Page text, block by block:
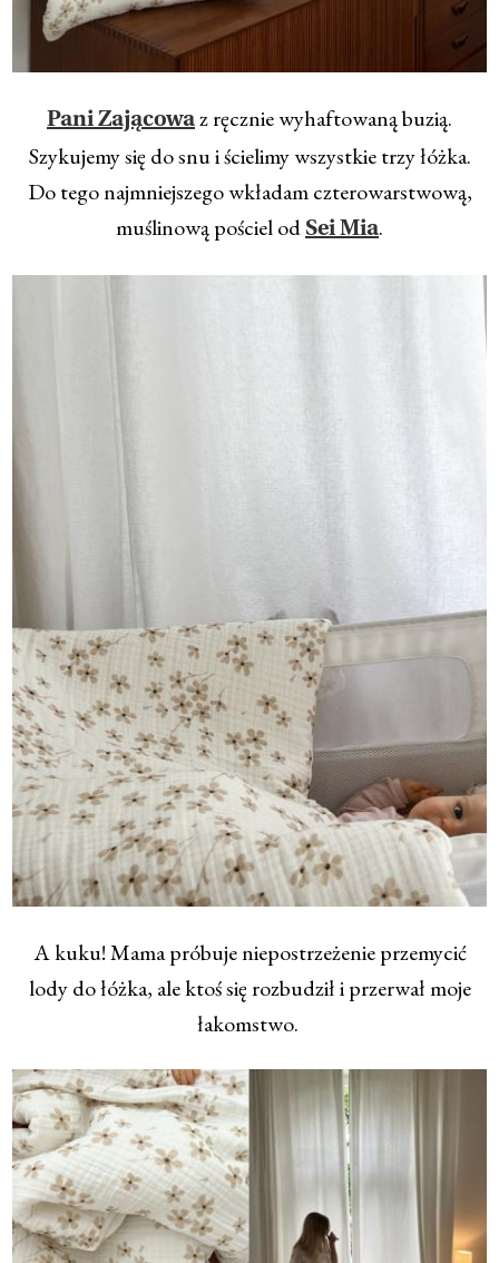
Pani Zającowa z ręcznie wyhaftowaną buzią.
Szykujemy się do snu i ścielimy wszystkie trzy łóżka.
Do tego najmniejszego wkładam czterowarstwową,
muślinową pościel od Sei Mia.
A kuku! Mama próbuje niepostrzeżenie przemycić
lody do łóżka, ale ktoś się rozbudził i przerwał moje
łakomstwo.